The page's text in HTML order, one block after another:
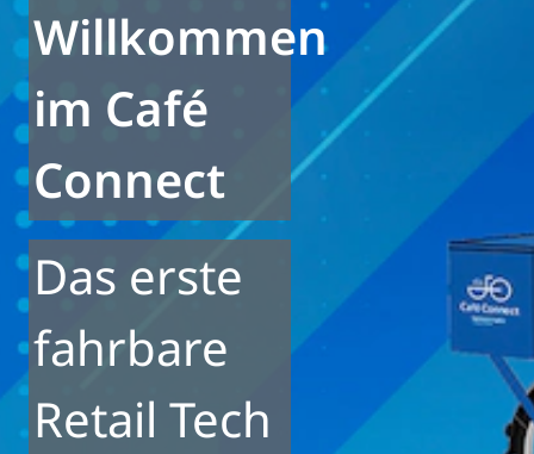
Willkommen
im Café
Connect
Das erste
fahrbare
Retail Tech